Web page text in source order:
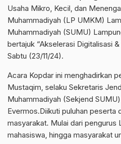
Usaha Mikro, Kecil, dan
Muhammadiyah (LP UMKM)
Muhammadiyah (SUMU)
bertajuk “Akselerasi Digitalisasi
Sabtu (23/11/24).
Acara Kopdar ini menghadirkan
Mustaqim, selaku Sekretaris
Muhammadiyah (Sekjend
Evermos.Diikuti puluhan peserta
masyarakat. Mulai dari pengurus
mahasiswa, hingga masyarakat